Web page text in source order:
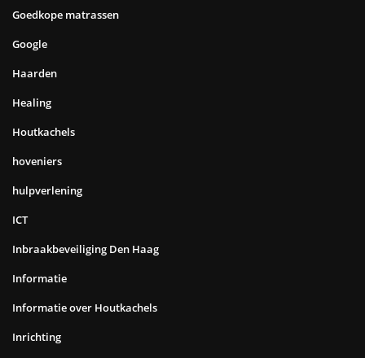
Goedkope matrassen
Google
Haarden
Healing
Houtkachels
hoveniers
hulpverlening
ICT
Inbraakbeveiliging Den Haag
Informatie
Informatie over Houtkachels
Inrichting